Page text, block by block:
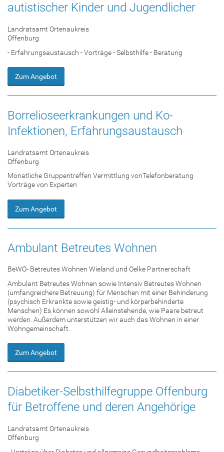
autistischer Kinder und Jugendlicher
Landratsamt Ortenaukreis
Offenburg
- Erfahrungsaustausch - Vorträge - Selbsthilfe - Beratung
Zum Angebot
Borrelioseerkrankungen und Ko-
Infektionen, Erfahrungsaustausch
Landratsamt Ortenaukreis
Offenburg
Monatliche Gruppentreffen Vermittlung vonTelefonberatung
Vorträge von Experten
Zum Angebot
Ambulant Betreutes Wohnen
BeWO- Betreutes Wohnen Wieland und Oelke Partnerschaft
Ambulant Betreutes Wohnen sowie Intensiv Betreutes Wohnen
(umfangreichere Betreuung) für Menschen mit einer Behinderung
(psychisch Erkrankte sowie geistig- und körperbehinderte
Menschen) Es können sowohl Alleinstehende, wie Paare betreut
werden. Außerdem unterstützen wir auch das Wohnen in einer
Wohngemeinschaft.
Zum Angebot
Diabetiker-Selbsthilfegruppe Offenburg
für Betroffene und deren Angehörige
Landratsamt Ortenaukreis
Offenburg